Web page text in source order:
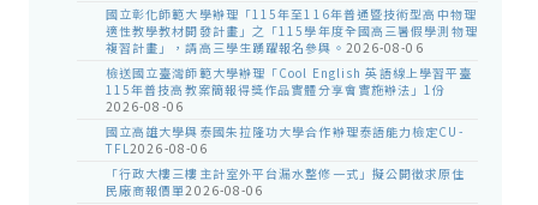
國立彰化師範大學辦理「115年至116年普通暨技術型高中物理
適性教學教材開發計畫」之「115學年度全國高三暑假學測物理
複習計畫」，請高三學生踴躍報名參與。 2026-08-06
檢送國立臺灣師範大學辦理「Cool English 英語線上學習平臺
115年普技高教案簡報得獎作品實體分享會實施辦法」1份
2026-08-06
國立高雄大學與泰國朱拉隆功大學合作辦理泰語能力檢定CU-
TFL2026-08-06
「行政大樓三樓主計室外平台漏水整修一式」擬公開徵求原住
民廠商報價單2026-08-06